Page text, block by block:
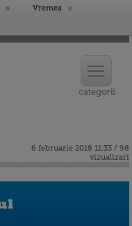
Vremea
6 februarie 2018 11:33 / 98
vizualizari